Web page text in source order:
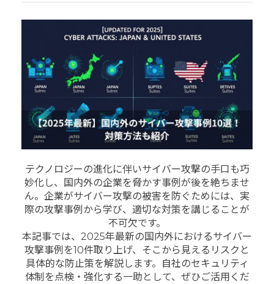
テクノロジーの進化に伴いサイバー攻撃の手口も巧
妙化し、国内外の企業を脅かす事例が後を絶ちませ
ん。企業がサイバー攻撃の被害を防ぐためには、実
際の攻撃事例から学び、適切な対策を講じることが
不可欠です。
本記事では、2025年最新の国内外におけるサイバー
攻撃事例を10件取り上げ、そこから見えるリスクと
具体的な防止策を解説します。自社のセキュリティ
体制を点検・強化する一助として、ぜひご活用くだ